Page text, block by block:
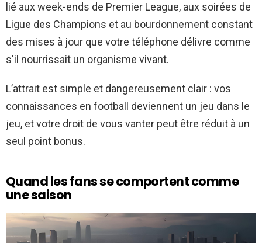
lié aux week-ends de Premier League, aux soirées de
Ligue des Champions et au bourdonnement constant
des mises à jour que votre téléphone délivre comme
s'il nourrissait un organisme vivant.
L’attrait est simple et dangereusement clair : vos
connaissances en football deviennent un jeu dans le
jeu, et votre droit de vous vanter peut être réduit à un
seul point bonus.
Quand les fans se comportent comme
une saison